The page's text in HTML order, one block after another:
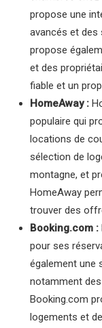
propose une
avancés et des
propose
et des
fiable et un
HomeAway :
populaire qui
locations de
sélection de
montagne, et
HomeAway
trouver des
Booking.com :
pour ses
également une
notamment
Booking.com
logements et